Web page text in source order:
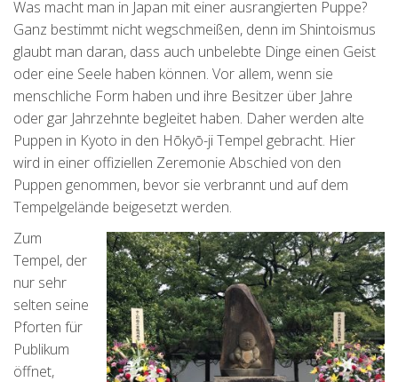
Was macht man in Japan mit einer ausrangierten Puppe?
Ganz bestimmt nicht wegschmeißen, denn im Shintoismus
glaubt man daran, dass auch unbelebte Dinge einen Geist
oder eine Seele haben können. Vor allem, wenn sie
menschliche Form haben und ihre Besitzer über Jahre
oder gar Jahrzehnte begleitet haben. Daher werden alte
Puppen in Kyoto in den Hōkyō-ji Tempel gebracht. Hier
wird in einer offiziellen Zeremonie Abschied von den
Puppen genommen, bevor sie verbrannt und auf dem
Tempelgelände beigesetzt werden.
Zum
Tempel, der
nur sehr
selten seine
Pforten für
Publikum
öffnet,